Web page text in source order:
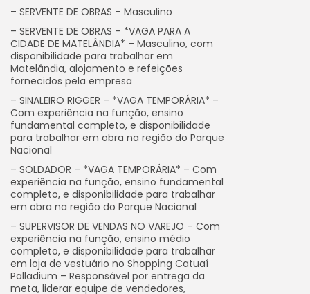
– SERVENTE DE OBRAS – Masculino
– SERVENTE DE OBRAS – *VAGA PARA A
CIDADE DE MATELÂNDIA* – Masculino, com
disponibilidade para trabalhar em
Matelândia, alojamento e refeições
fornecidos pela empresa
– SINALEIRO RIGGER – *VAGA TEMPORÁRIA* –
Com experiência na função, ensino
fundamental completo, e disponibilidade
para trabalhar em obra na região do Parque
Nacional
– SOLDADOR – *VAGA TEMPORÁRIA* – Com
experiência na função, ensino fundamental
completo, e disponibilidade para trabalhar
em obra na região do Parque Nacional
– SUPERVISOR DE VENDAS NO VAREJO – Com
experiência na função, ensino médio
completo, e disponibilidade para trabalhar
em loja de vestuário no Shopping Catuaí
Palladium – Responsável por entrega da
meta, liderar equipe de vendedores,